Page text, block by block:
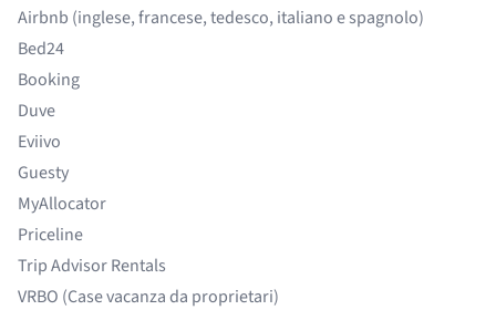
Airbnb (inglese, francese, tedesco, italiano e spagnolo)
Bed24
Booking
Duve
Eviivo
Guesty
MyAllocator
Priceline
Trip Advisor Rentals
VRBO (Case vacanza da proprietari)